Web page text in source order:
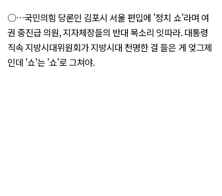
○…국민의힘 당론인 김포시 서울 편입에 '정치 쇼'라며 여
권 중진급 의원, 지자체장들의 반대 목소리 잇따라. 대통령
직속 지방시대위원회가 지방시대 천명한 걸 들은 게 엊그제
인데 '쇼'는 '쇼'로 그쳐야.